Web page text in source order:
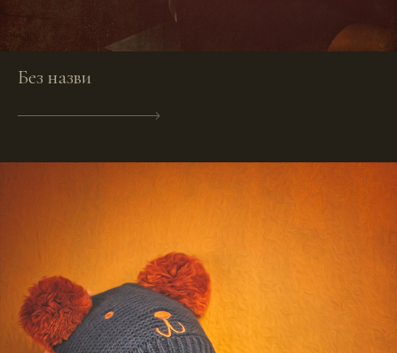
Без назви